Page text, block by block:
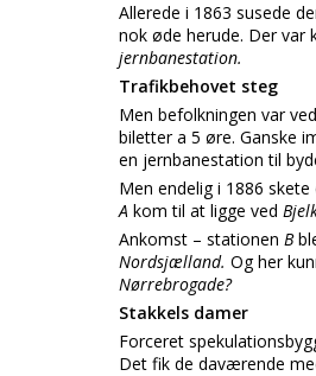
Allerede i 1863 susede
nok øde herude. Der var
jernbanestation.
Trafikbehovet steg
Men befolkningen var
biletter a 5 øre. Ganske
en jernbanestation til
Men endelig i 1886
A kom til at ligge ved
Ankomst – stationen B
Nordsjælland. Og her
Nørrebrogade?
Stakkels damer
Forceret
Det fik de daværende